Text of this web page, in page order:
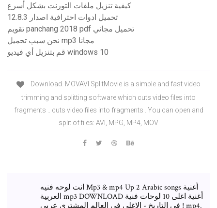
كيفية تنزيل ملفات التورنت بشكل أسرع
تحميل ادوات احترافية اصدار 12.8.3
تقويم panchang 2018 pdf تحميل مجاني
نحن سبب تحميل mp3 مجانا
قم بتنزيل أي فيديو windows 10
Download. MOVAVI SplitMovie is a simple and fast video
trimming and splitting software which cuts video files into
fragments .. cuts video files into fragments . You can open and
split of files: AVI, MPG, MP4, MOV
انت لوحه فنيه Mp3 & mp4 Up 2 Arabic songs أغنية
العربية mp3 DOWNLOAD أغنية اغلى 10 لوحات فنية
فى التاريخ - الاغلى فى العالم المشترى عربي ! mp4.